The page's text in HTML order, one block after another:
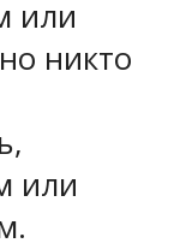
или
никто
или